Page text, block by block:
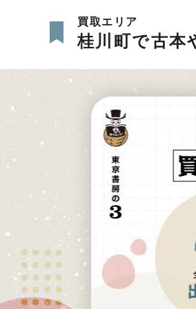
買取エリア
桂川町で古本